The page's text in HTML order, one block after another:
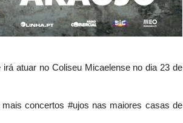
atuar no Coliseu Micaelense no dia 23 de
concertos #ujos nas maiores casas de